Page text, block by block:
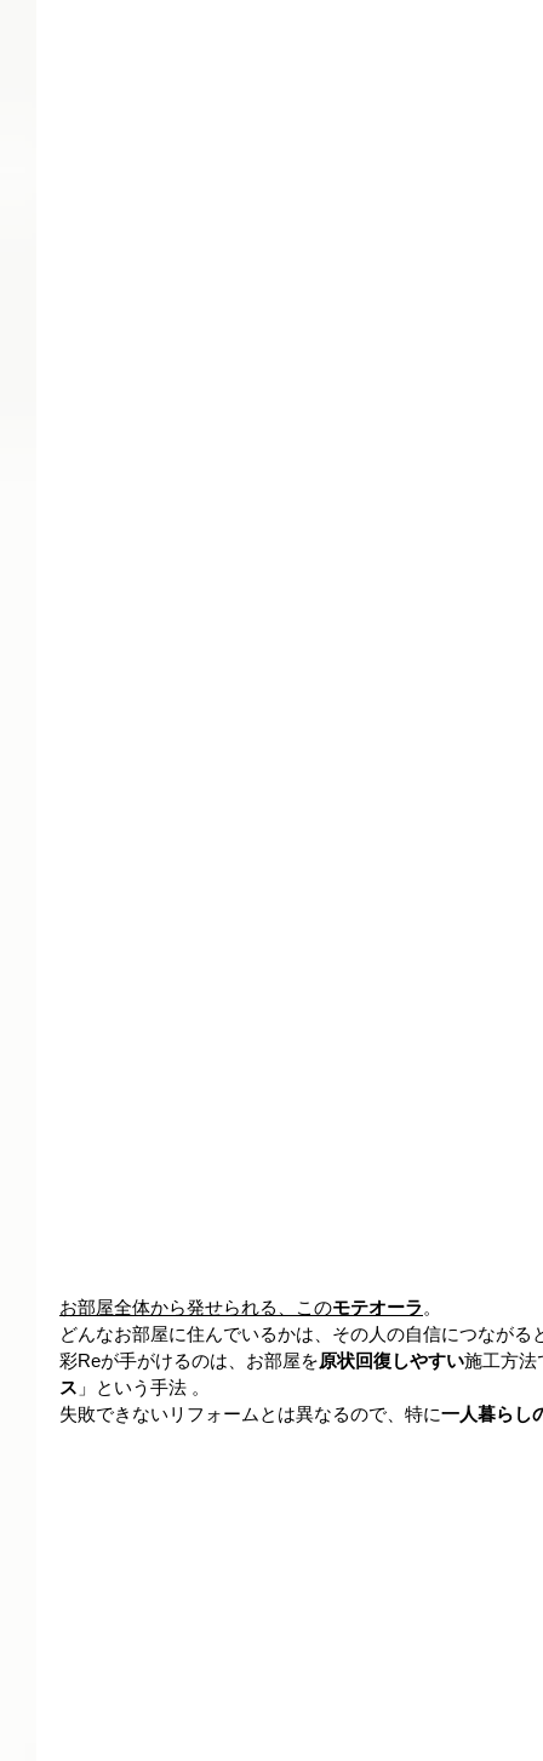
お部屋全体から発せられる、このモテオーラ。
どんなお部屋に住んでいるかは、その人の自信につながる
彩Reが手がけるのは、お部屋を原状回復しやすい施工方法
ス 」という手法 。
失敗できないリフォームとは異なるので、特に一人暮らし